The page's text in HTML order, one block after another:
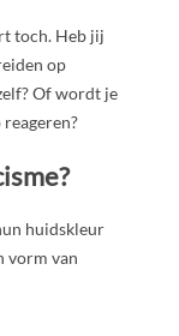
toch. Heb jij
op
Of wordt je
huidskleur
vorm van